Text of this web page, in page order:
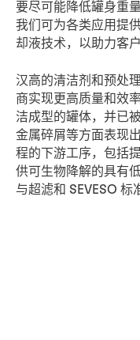
要尽可能降低罐身重
我们可为各类应用提
却液技术，以助力客
汉高的清洁剂和预处
商实现更高质量和效
洁成型的罐体，并已
金属碎屑等方面表现
程的下游工序，包括
供可生物降解的具有
与超滤和 SEVESO 标